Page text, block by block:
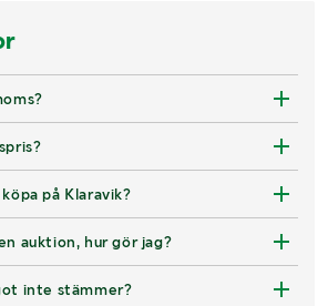
på Klaravik?
auktion, hur gör jag?
inte stämmer?